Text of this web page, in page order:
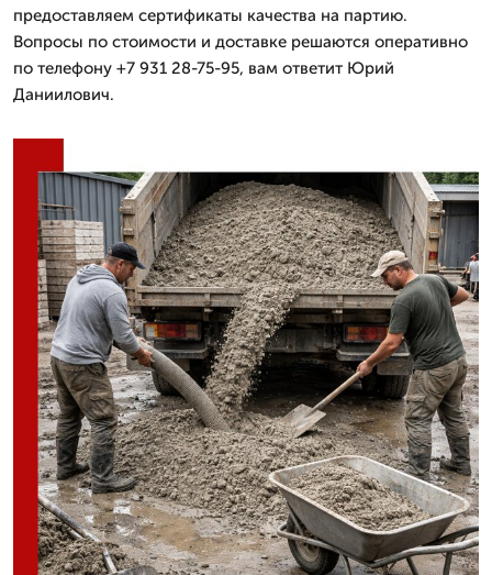
предоставляем сертификаты качества на партию.
Вопросы по стоимости и доставке решаются оперативно
по телефону +7 931 28-75-95, вам ответит Юрий
Даниилович.